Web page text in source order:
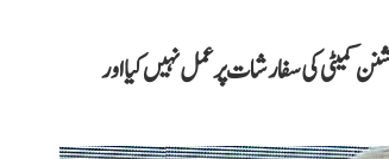
کمیٹی کی سفارشات پر عمل نہیں کیا اور